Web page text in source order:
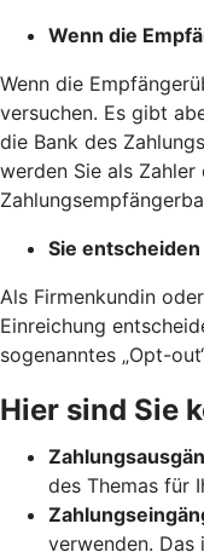
Wenn die
Wenn die
versuchen. Es gibt
die Bank des
werden Sie als
Sie
Als Firmenkundin
Einreichung
sogenanntes „Opt-
Hier sind Sie
des Themas für
verwenden.